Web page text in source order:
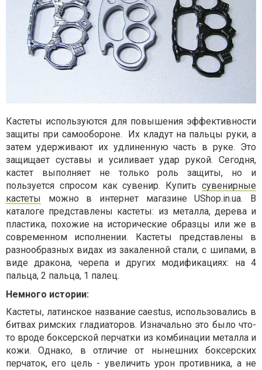
Кастеты используются для повышения эффективности
защиты при самообороне.
Их кладут на пальцы руки, а
затем удерживают их удлиненную часть в руке. Это
защищает суставы и усиливает удар рукой. Сегодня,
кастет выполняет не только роль защиты, но и
пользуется спросом как сувенир. Купить сувенирные
кастеты можно в интернет магазине UShop.in.ua. В
каталоге представлены кастеты: из металла, дерева и
пластика, похожие на исторические образцы или же в
современном исполнении.
Кастеты представлены в
разнообразных видах из закаленной стали, с шипами, в
виде дракона, черепа и других модификациях: на 4
пальца, 2 пальца, 1 палец.
Немного истории:
Кастеты, латинское название caestus, использовались в
битвах римских гладиаторов. Изначально это было что-
то вроде боксерской перчатки из комбинации металла и
кожи. Однако, в отличие от нынешних боксерских
перчаток, его цель - увеличить урон противника, а не